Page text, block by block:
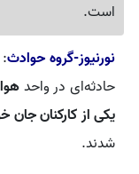
است.
نورنیوز-گروه حوادث
حادثه‌ای در واحد
یکی از کارکنان جان
شدند.